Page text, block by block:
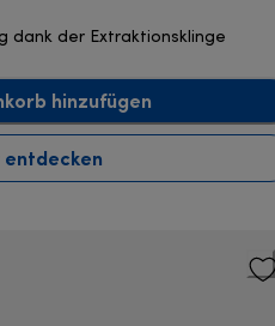
dank der Extraktionsklinge
hinzufügen
entdecken